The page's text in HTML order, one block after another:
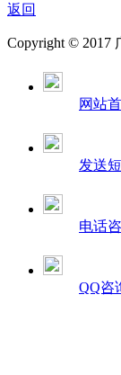
返回
Copyright © 2017
网站
发送
电话
QQ咨